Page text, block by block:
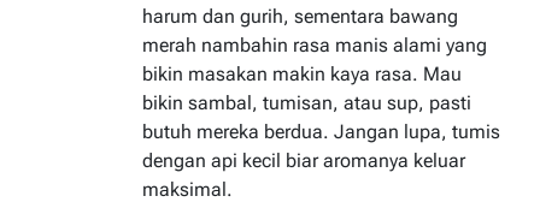
harum dan gurih, sementara bawang
merah nambahin rasa manis alami yang
bikin masakan makin kaya rasa. Mau
bikin sambal, tumisan, atau sup, pasti
butuh mereka berdua. Jangan lupa, tumis
dengan api kecil biar aromanya keluar
maksimal.